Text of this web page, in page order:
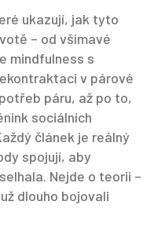
ukazují, jak tyto
– od všímavé
mindfulness s
v párové
páru, až po to,
sociálních
článek je reálný
spojují, aby
Nejde o teorii –
dlouho bojovali